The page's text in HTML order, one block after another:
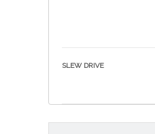
SLEW DRIVE